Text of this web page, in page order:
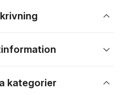
kategorier